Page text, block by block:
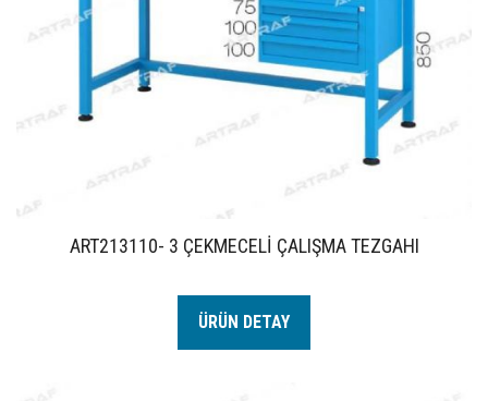
ART213110- 3 ÇEKMECELİ ÇALIŞMA TEZGAHI
ÜRÜN DETAY